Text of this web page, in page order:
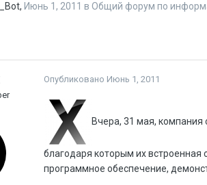
, Июнь 1, 2011 в Общий форум по
Опубликовано Июнь 1, 2011
Вчера, 31 мая, компания
благодаря которым их
программное обеспечение,